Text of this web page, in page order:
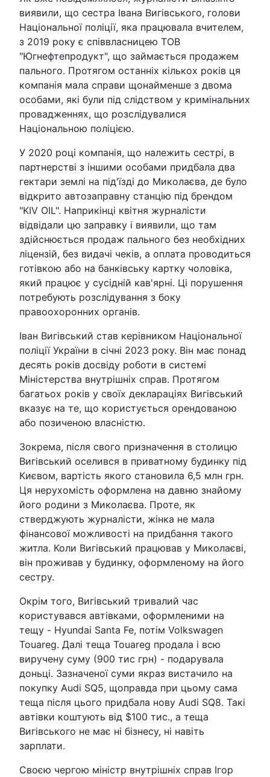
виявили, що сестра Івана Вигівського, голови
Національної поліції, яка працювала вчителем,
з 2019 року є співвласницею ТОВ
"Югнефтепродукт", що займається продажем
пального. Протягом останніх кількох років ця
компанія мала справи щонайменше з двома
особами, які були під слідством у кримінальних
провадженнях, що розслідувалися
Національною поліцією.
У 2020 році компанія, що належить сестрі, в
партнерстві з іншими особами придбала два
гектари землі на під'їзді до Миколаєва, де було
відкрито автозаправну станцію під брендом
"KIV OIL". Наприкінці квітня журналісти
відвідали цю заправку і виявили, що там
здійснюється продаж пального без необхідних
ліцензій, без видачі чеків, а оплата проводиться
готівкою або на банківську картку чоловіка,
який працює у сусідній кав'ярні. Ці порушення
потребують розслідування з боку
правоохоронних органів.
Іван Вигівський став керівником Національної
поліції України в січні 2023 року. Він має понад
десять років досвіду роботи в системі
Міністерства внутрішніх справ. Протягом
багатьох років у своїх деклараціях Вигівський
вказує на те, що користується орендованою
або позиченою власністю.
Зокрема, після свого призначення в столицю
Вигівський оселився в приватному будинку під
Києвом, вартість якого становила 6,5 млн грн.
Ця нерухомість оформлена на давню знайому
його родини з Миколаєва. Проте, як
стверджують журналісти, жінка не мала
фінансової можливості на придбання такого
житла. Коли Вигівський працював у Миколаєві,
він проживав у будинку, оформленому на його
сестру.
Окрім того, Вигівський тривалий час
користувався автівками, оформленими на
тещу - Hyundai Santa Fe, потім Volkswagen
Touareg. Далі теща Touareg продала і всю
виручену суму (900 тис грн) - подарувала
доньці. Зазначеної суми якраз вистачило на
покупку Audi SQ5, щоправда при цьому сама
теща після цього придбала нову Audi SQ8. Такі
автівки коштують від $100 тис., а теща
Вигівського не має ні бізнесу, ні навіть
зарплати.
Своєю чергою міністр внутрішніх справ Ігор